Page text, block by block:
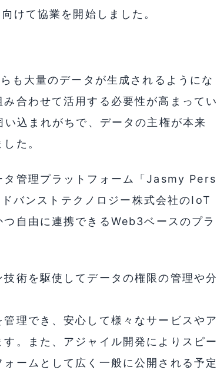
けて協業を開始しました。
も大量のデータが生成されるようにな
合わせて活用する必要性が高まってい
込まれがちで、データの主権が本来
た。
タ管理プラットフォーム「Jasmy Pers
ンストテクノロジー株式会社のIoT
自由に連携できるWeb3ベースのプラ
術を駆使してデータの権限の管理や分
理でき、安心して様々なサービスやア
。また、アジャイル開発によりスピー
ームとして広く一般に公開される予定